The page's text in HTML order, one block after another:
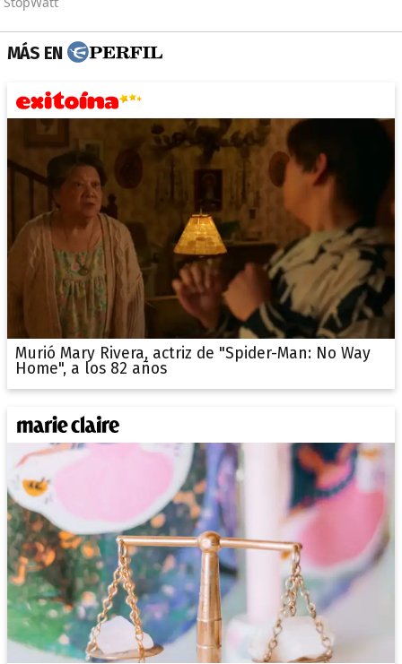
MÁS EN
Murió Mary Rivera, actriz de "Spider-Man: No Way
Home", a los 82 años